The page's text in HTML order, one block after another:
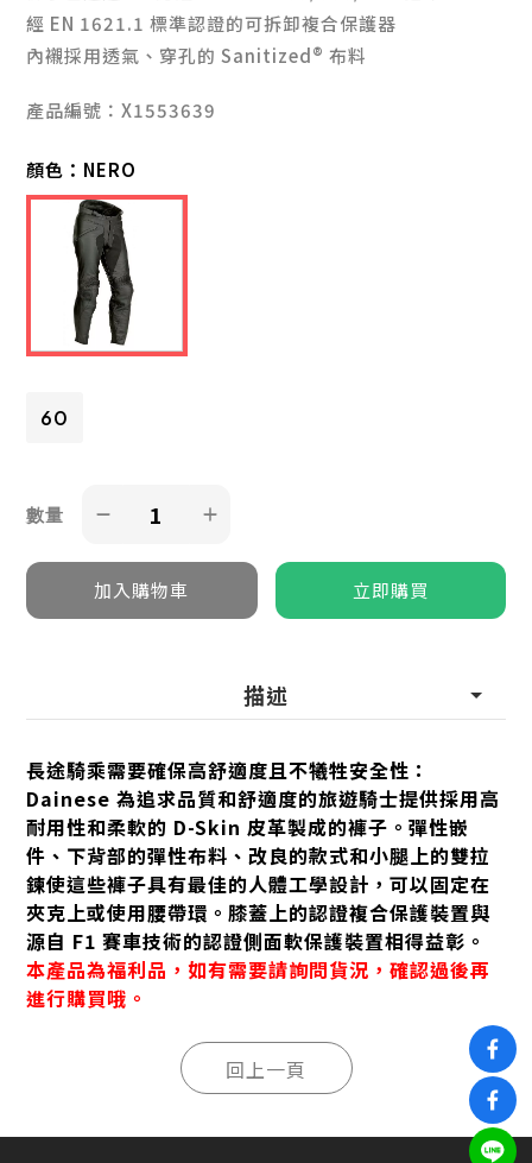
經 EN 1621.1 標準認證的可拆卸複合保護器
內襯採用透氣、穿孔的 Sanitized® 布料
產品編號：X1553639
顏色： NERO
60
數量
描述
長途騎乘需要確保高舒適度且不犧牲安全性：
Dainese 為追求品質和舒適度的旅遊騎士提供採用高
耐用性和柔軟的 D-Skin 皮革製成的褲子。彈性嵌
件、下背部的彈性布料、改良的款式和小腿上的雙拉
鍊使這些褲子具有最佳的人體工學設計，可以固定在
夾克上或使用腰帶環。膝蓋上的認證複合保護裝置與
源自 F1 賽車技術的認證側面軟保護裝置相得益彰。
本產品為福利品，如有需要請詢問貨況，確認過後再
進行購買哦。